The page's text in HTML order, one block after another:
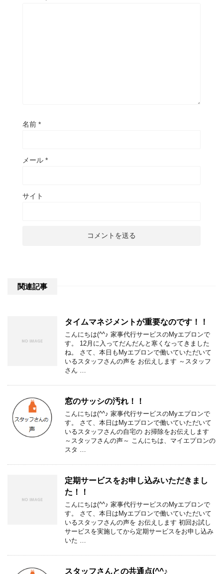
名前 *
メール *
サイト
関連記事
タイムマネジメントが重要なのです！！
こんにちは(^^♪ 家事代行サービスのMyエプロンで
す。 12月に入ってだんだんと寒くなってきました
ね。 さて、本日もMyエプロンで働いていただいて
いるスタッフさんの声を お伝えします ～スタッフ
さん …
窓のサッシの汚れ！！
こんにちは(^^♪ 家事代行サービスのMyエプロンで
す。 さて、本日はMyエプロンで働いていただいて
いるスタッフさんの自宅の お掃除をお伝えします
～スタッフさんの声～ こんにちは、マイエプロンの
スタ …
定期サービスをお申し込みいただきまし
た！！
こんにちは(^^♪ 家事代行サービスのMyエプロンで
す。 さて、本日はMyエプロンで働いていただいて
いるスタッフさんの声を お伝えします 初回お試し
サービスを実施してから定期サービスをお申し込み
いた …
スタッフさんとの共通点(^^♪